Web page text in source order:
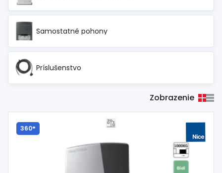
Samostatné pohony
Príslušenstvo
Zobrazenie
360°